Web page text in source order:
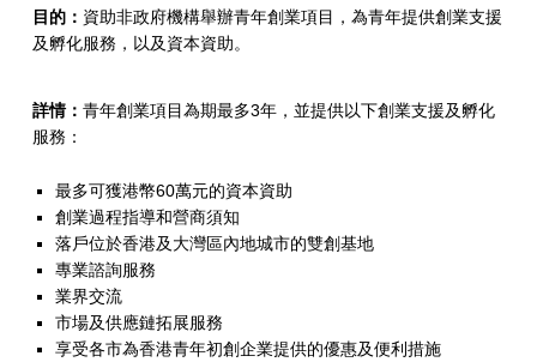
大
區
年
創
業
資
目的： 資助非政府機構舉辦青年創業項目，為青年提供創業支援
及孵化服務，以及資本資助。
詳情： 青年創業項目為期最多3年，並提供以下創業支援及孵化
服務：
最多可獲港幣60萬元的資本資助
創業過程指導和營商須知
落戶位於香港及大灣區內地城市的雙創基地
專業諮詢服務
業界交流
市場及供應鏈拓展服務
享受各市為香港青年初創企業提供的優惠及便利措施